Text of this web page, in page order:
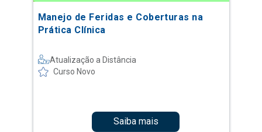
Manejo de Feridas e Coberturas na
Prática Clínica
Atualização a Distância
Curso Novo
Saiba mais